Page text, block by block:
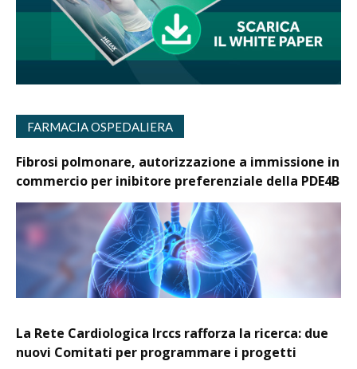
FARMACIA OSPEDALIERA
Fibrosi polmonare, autorizzazione a immissione in
commercio per inibitore preferenziale della PDE4B
La Rete Cardiologica Irccs rafforza la ricerca: due
nuovi Comitati per programmare i progetti